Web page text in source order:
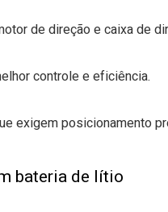
de direção e caixa de
controle e eficiência.
exigem posicionamento
bateria de lítio